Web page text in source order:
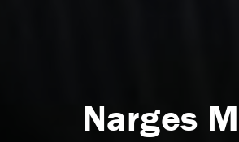
Narges